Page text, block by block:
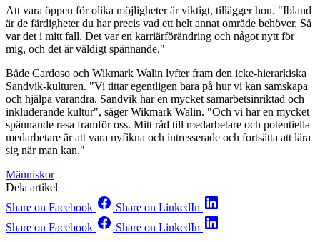
Att vara öppen för olika möjligheter är viktigt, tillägger hon. "Ibland
är de färdigheter du har precis vad ett helt annat område behöver. Så
var det i mitt fall. Det var en karriärförändring och något nytt för
mig, och det är väldigt spännande."
Både Cardoso och Wikmark Walin lyfter fram den icke-hierarkiska
Sandvik-kulturen. "Vi tittar egentligen bara på hur vi kan samskapa
och hjälpa varandra. Sandvik har en mycket samarbetsinriktad och
inkluderande kultur", säger Wikmark Walin. "Och vi har en mycket
spännande resa framför oss. Mitt råd till medarbetare och potentiella
medarbetare är att vara nyfikna och intresserade och fortsätta att lära
sig när man kan."
Människor
Dela artikel
Share on Facebook
Share on LinkedIn
Share on Facebook
Share on LinkedIn